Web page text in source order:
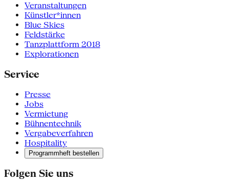
Veranstaltungen
Künstler*innen
Blue Skies
Feldstärke
Tanzplattform 2018
Explorationen
Service
Presse
Jobs
Vermietung
Bühnentechnik
Vergabeverfahren
Hospitality
Programmheft bestellen
Folgen Sie uns